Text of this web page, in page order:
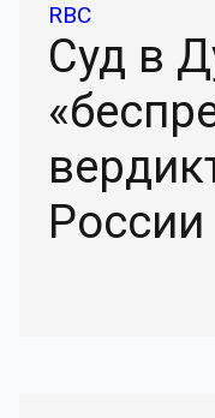
RBC
Суд в
России